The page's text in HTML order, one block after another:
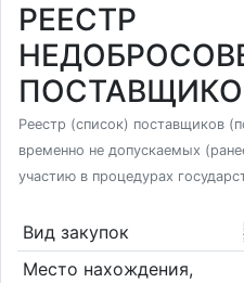
РЕЕСТР
Реестр (список) поставщиков
временно не допускаемых
участию в процедурах
Вид закупок
Место нахождения,